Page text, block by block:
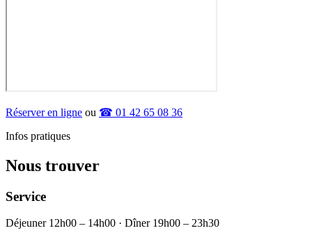
Réserver en ligne ou ☎ 01 42 65 08 36
Infos pratiques
Nous trouver
Service
Déjeuner 12h00 – 14h00 · Dîner 19h00 – 23h30